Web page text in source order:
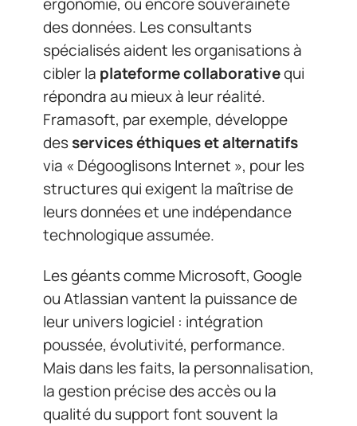
des données. Les consultants
spécialisés aident les organisations à
cibler la plateforme collaborativequi
répondra au mieux à leur réalité.
Framasoft, par exemple, développe
desservices éthiques et alternatifs
via « Dégooglisons Internet », pour les
structures qui exigent la maîtrise de
leurs données et une indépendance
technologique assumée.
Les géants comme Microsoft, Google
ou Atlassian vantent la puissance de
leur univers logiciel : intégration
poussée, évolutivité, performance.
Mais dans les faits, la personnalisation,
la gestion précise des accès ou la
qualité du support font souvent la